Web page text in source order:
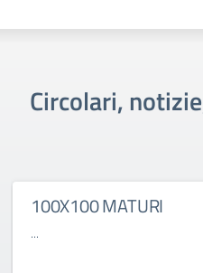
Circolari,
100X100 MATURI
...